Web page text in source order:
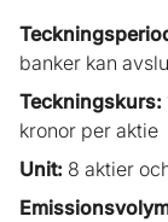
banker kan
Teckningskurs:
kronor per aktie
Unit: 8 aktier